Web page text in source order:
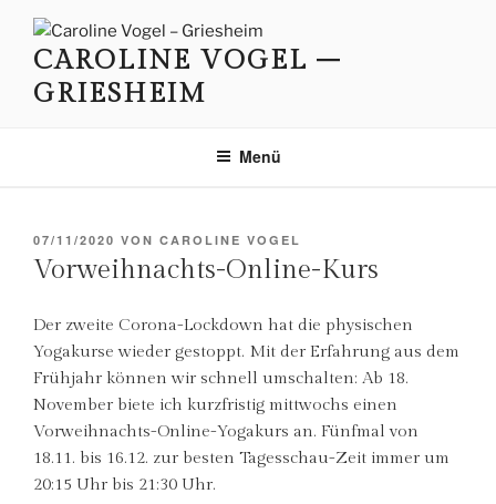
Inhalt
springenCAROLINE VOGEL –
GRIESHEIM
Menü
VERÖFFENTLICHT
AM
07/11/2020 VON CAROLINE VOGEL
Vorweihnachts-Online-Kurs
Der zweite Corona-Lockdown hat die physischen
Yogakurse wieder gestoppt. Mit der Erfahrung aus dem
Frühjahr können wir schnell umschalten: Ab 18.
November biete ich kurzfristig mittwochs einen
Vorweihnachts-Online-Yogakurs an. Fünfmal von
18.11. bis 16.12. zur besten Tagesschau-Zeit immer um
20:15 Uhr bis 21:30 Uhr.